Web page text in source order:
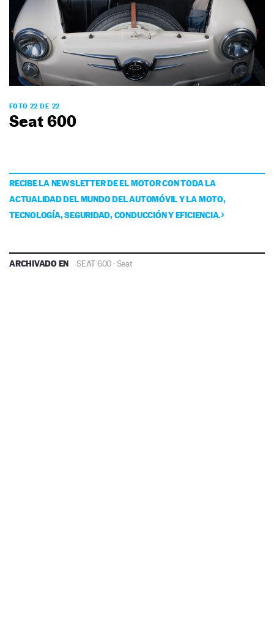
FOTO 22 DE 22
Seat 600
RECIBE LA NEWSLETTER DE EL MOTOR CON TODA LA
ACTUALIDAD DEL MUNDO DEL AUTOMÓVIL Y LA MOTO,
TECNOLOGÍA, SEGURIDAD, CONDUCCIÓN Y EFICIENCIA.
ARCHIVADO EN SEAT 600 ·Seat